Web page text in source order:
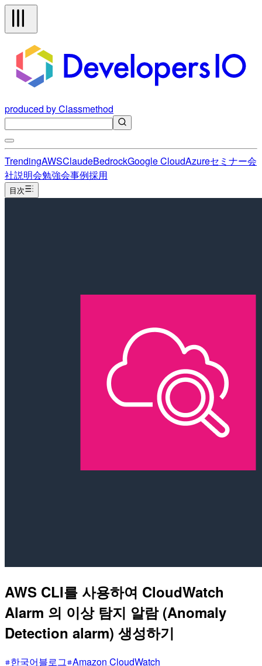
produced by Classmethod
TrendingAWSClaudeBedrockGoogle CloudAzureセミナー会
社説明会勉強会事例採用
目次
AWS CLI를 사용하여 CloudWatch
Alarm 의 이상 탐지 알람 (Anomaly
Detection alarm) 생성하기
한국어블로그 Amazon CloudWatch